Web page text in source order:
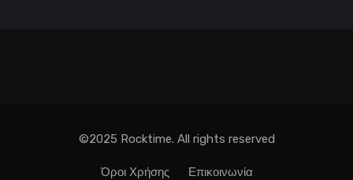
©2025 Rocktime. All rights reserved
Όροι Χρήσης Επικοινωνία